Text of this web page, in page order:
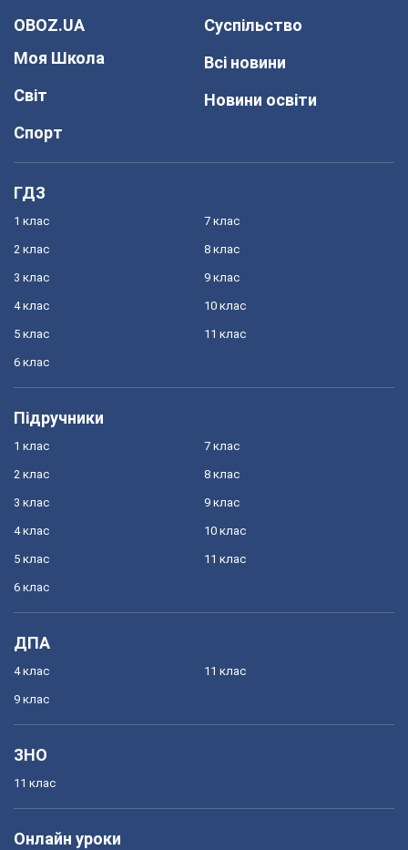
OBOZ.UA
Моя Школа
Світ
Спорт
Суспільство
Всі новини
Новини освіти
ГДЗ
1 клас
2 клас
3 клас
4 клас
5 клас
6 клас
7 клас
8 клас
9 клас
10 клас
11 клас
Підручники
1 клас
2 клас
3 клас
4 клас
5 клас
6 клас
7 клас
8 клас
9 клас
10 клас
11 клас
ДПА
4 клас
9 клас
11 клас
ЗНО
11 клас
Онлайн уроки